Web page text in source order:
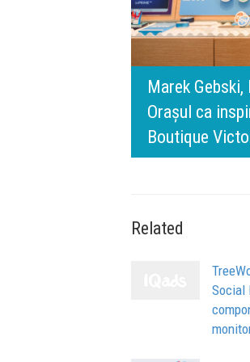
140 de ani de
timpului” este
de oameni,
Related
Social